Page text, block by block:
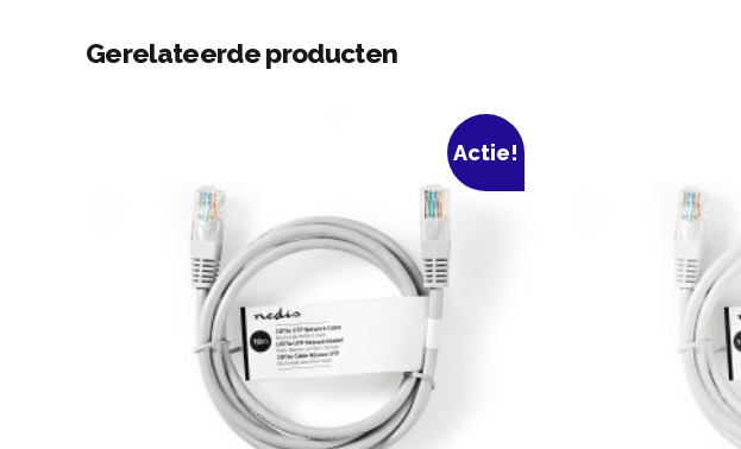
Gerelateerde producten
Actie!